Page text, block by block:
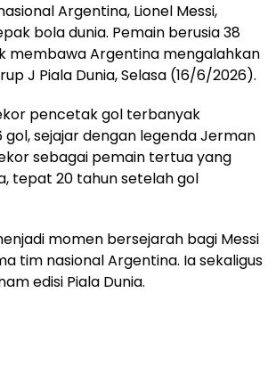
Argentina, Lionel Messi,
bola dunia. Pemain berusia 38
Argentina mengalahkan
J Piala Dunia, Selasa (16/6/2026).
pencetak gol terbanyak
gol, sejajar dengan legenda Jerman
sebagai pemain tertua yang
tepat 20 tahun setelah gol
momen bersejarah bagi Messi
tim nasional Argentina. Ia sekaligus
edisi Piala Dunia.